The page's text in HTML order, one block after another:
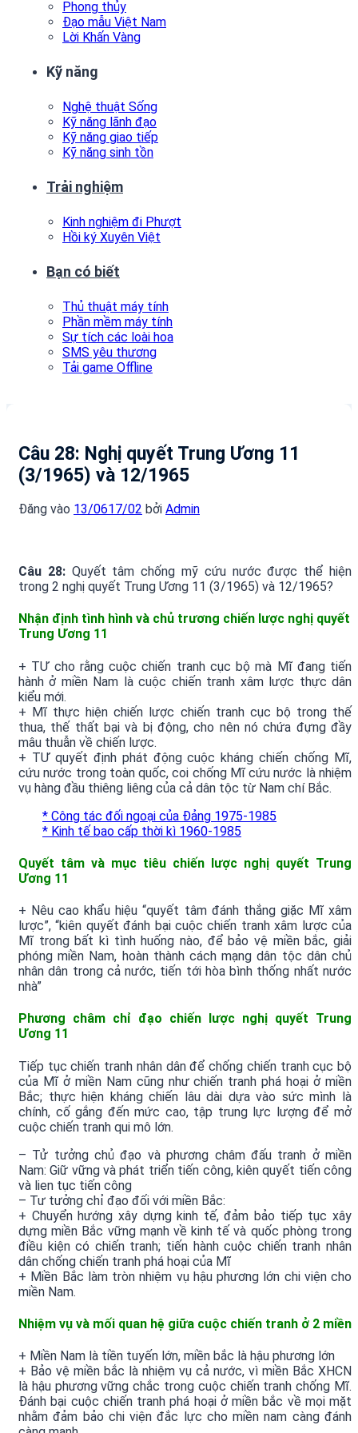
Phong thủy
Đạo mẫu Việt Nam
Lời Khấn Vàng
Kỹ năng
Nghệ thuật Sống
Kỹ năng lãnh đạo
Kỹ năng giao tiếp
Kỹ năng sinh tồn
Trải nghiệm
Kinh nghiệm đi Phượt
Hồi ký Xuyên Việt
Bạn có biết
Thủ thuật máy tính
Phần mềm máy tính
Sự tích các loài hoa
SMS yêu thương
Tải game Offline
Câu 28: Nghị quyết Trung Ương 11
(3/1965) và 12/1965
Đăng vào 13/0617/02 bởi Admin
Câu 28:Quyết tâm chống mỹ cứu nước được thể hiện
trong 2 nghị quyết Trung Ương 11 (3/1965) và 12/1965?
Nhận định tình hình và chủ trương chiến lược nghị quyết
Trung Ương 11
+ TƯ cho rằng cuộc chiến tranh cục bộ mà Mĩ đang tiến
hành ở miền Nam là cuộc chiến tranh xâm lược thực dân
kiểu mới.
+ Mĩ thực hiện chiến lược chiến tranh cục bộ trong thế
thua, thế thất bại và bị động, cho nên nó chứa đựng đầy
mâu thuẫn về chiến lược.
+ TƯ quyết định phát động cuộc kháng chiến chống Mĩ,
cứu nước trong toàn quốc, coi chống Mĩ cứu nước là nhiệm
vụ hàng đầu thiêng liêng của cả dân tộc từ Nam chí Bắc.
* Công tác đối ngoại của Đảng 1975-1985
* Kinh tế bao cấp thời kì 1960-1985
Quyết tâm và mục tiêu chiến lược nghị quyết Trung
Ương 11
+ Nêu cao khẩu hiệu “quyết tâm đánh thắng giặc Mĩ xâm
lược”, “kiên quyết đánh bại cuộc chiến tranh xâm lược của
Mĩ trong bất kì tình huống nào, để bảo vệ miền bắc, giải
phóng miền Nam, hoàn thành cách mạng dân tộc dân chủ
nhân dân trong cả nước, tiến tới hòa bình thống nhất nước
nhà”
Phương châm chỉ đạo chiến lược nghị quyết Trung
Ương 11
Tiếp tục chiến tranh nhân dân để chống chiến tranh cục bộ
của Mĩ ở miền Nam cũng như chiến tranh phá hoại ở miền
Bắc; thực hiện kháng chiến lâu dài dựa vào sức mình là
chính, cố gắng đến mức cao, tập trung lực lượng để mở
cuộc chiến tranh qui mô lớn.
– Tử tưởng chủ đạo và phương châm đấu tranh ở miền
Nam: Giữ vững và phát triển tiến công, kiên quyết tiến công
và lien tục tiến công
– Tư tưởng chỉ đạo đối với miền Bắc:
+ Chuyển hướng xây dựng kinh tế, đảm bảo tiếp tục xây
dựng miền Bắc vững mạnh về kinh tế và quốc phòng trong
điều kiện có chiến tranh; tiến hành cuộc chiến tranh nhân
dân chống chiến tranh phá hoại của Mĩ
+ Miền Bắc làm tròn nhiệm vụ hậu phương lớn chi viện cho
miền Nam.
Nhiệm vụ và mối quan hệ giữa cuộc chiến tranh ở 2 miền
+ Miền Nam là tiền tuyến lớn, miền bắc là hậu phương lớn
+ Bảo vệ miền bắc là nhiệm vụ cả nước, vì miền Bắc XHCN
là hậu phương vững chắc trong cuộc chiến tranh chống Mĩ.
Đánh bại cuộc chiến tranh phá hoại ở miền bắc về mọi mặt
nhằm đảm bảo chi viện đắc lực cho miền nam càng đánh